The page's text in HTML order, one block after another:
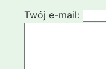
Twój e-mail: